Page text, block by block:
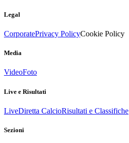
Legal
CorporatePrivacy PolicyCookie Policy
Media
VideoFoto
Live e Risultati
LiveDiretta CalcioRisultati e Classifiche
Sezioni